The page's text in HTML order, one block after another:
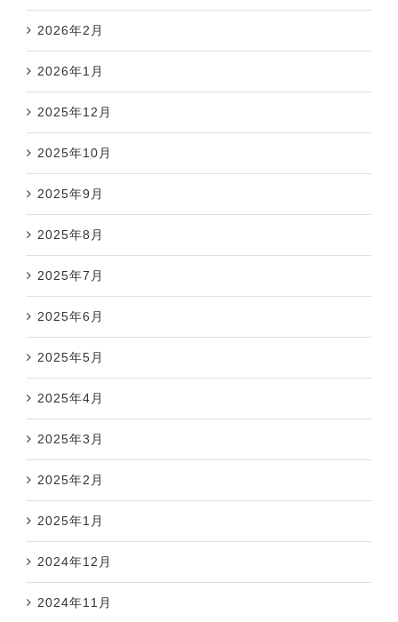
2026年2月
2026年1月
2025年12月
2025年10月
2025年9月
2025年8月
2025年7月
2025年6月
2025年5月
2025年4月
2025年3月
2025年2月
2025年1月
2024年12月
2024年11月